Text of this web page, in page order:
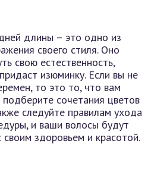
длины – это одно из
своего стиля. Оно
свою естественность,
изюминку. Если вы не
то это то, что вам
сочетания цветов
следуйте правилам ухода
и ваши волосы будут
здоровьем и красотой.